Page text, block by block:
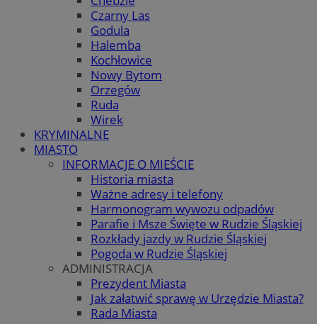
Czarny Las
Godula
Halemba
Kochłowice
Nowy Bytom
Orzegów
Ruda
Wirek
KRYMINALNE
MIASTO
INFORMACJE O MIEŚCIE
Historia miasta
Ważne adresy i telefony
Harmonogram wywozu odpadów
Parafie i Msze Święte w Rudzie Śląskiej
Rozkłady jazdy w Rudzie Śląskiej
Pogoda w Rudzie Śląskiej
ADMINISTRACJA
Prezydent Miasta
Jak załatwić sprawę w Urzędzie Miasta?
Rada Miasta